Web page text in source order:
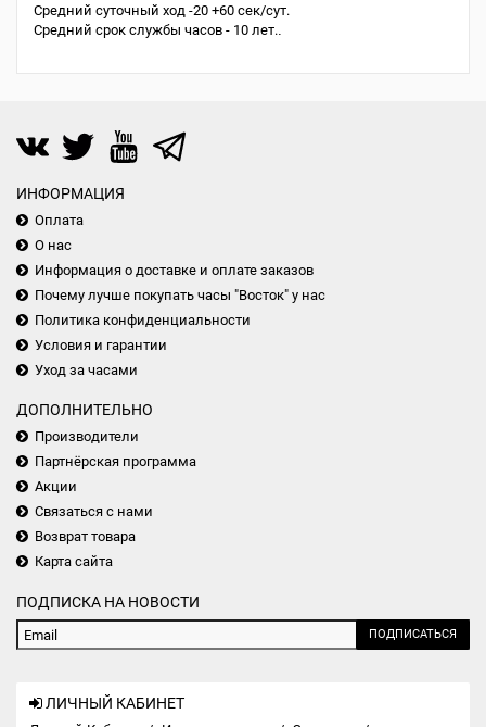
Средний суточный ход -20 +60 сек/сут.
Средний срок службы часов - 10 лет..
ИНФОРМАЦИЯ
Оплата
О нас
Информация о доставке и оплате заказов
Почему лучше покупать часы "Восток" у нас
Политика конфиденциальности
Условия и гарантии
Уход за часами
ДОПОЛНИТЕЛЬНО
Производители
Партнёрская программа
Акции
Связаться с нами
Возврат товара
Карта сайта
ПОДПИСКА НА НОВОСТИ
ПОДПИСАТЬСЯ
ЛИЧНЫЙ КАБИНЕТ